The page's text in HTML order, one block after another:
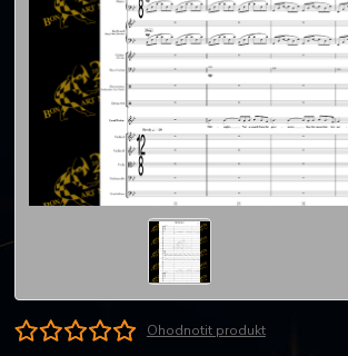
Ohodnotit produkt